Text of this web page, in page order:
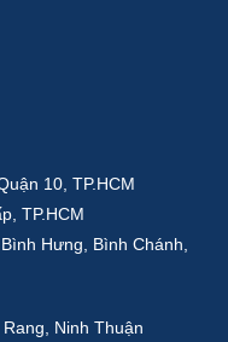
10, TP.HCM
TP.HCM
Hưng, Bình Chánh,
Ninh Thuận